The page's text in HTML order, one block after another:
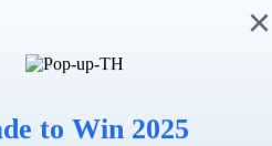
×
to Win 2025